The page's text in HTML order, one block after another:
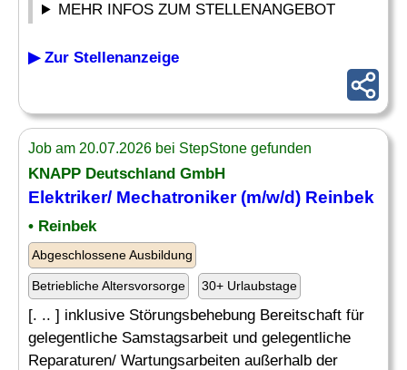
MEHR INFOS ZUM STELLENANGEBOT
▶ Zur Stellenanzeige
Job am 20.07.2026 bei StepStone gefunden
KNAPP Deutschland GmbH
Elektriker/ Mechatroniker(m/w/d) Reinbek
• Reinbek
Abgeschlossene Ausbildung
Betriebliche Altersvorsorge 30+ Urlaubstage
[. .. ] inklusive Störungsbehebung Bereitschaft für
gelegentliche Samstagsarbeit und gelegentliche
Reparaturen/ Wartungsarbeiten außerhalb der